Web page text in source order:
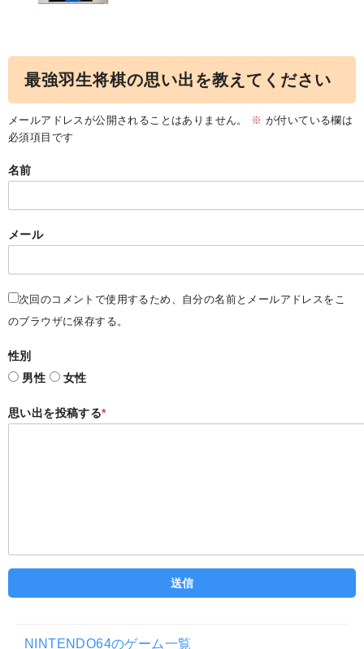
最強羽生将棋の思い出を教えてください
メールアドレスが公開されることはありません。 ※ が付いている欄は
必須項目です
名前
メール
次回のコメントで使用するため、自分の名前とメールアドレスをこ
のブラウザに保存する。
性別
男性
女性
思い出を投稿する*
NINTENDO64のゲーム一覧